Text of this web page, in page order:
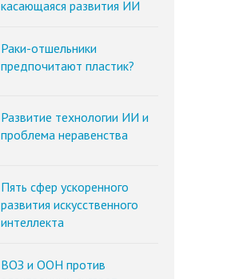
касающаяся развития ИИ
Раки-отшельники
предпочитают пластик?
Развитие технологии ИИ и
проблема неравенства
Пять сфер ускоренного
развития искусственного
интеллекта
ВОЗ и ООН против